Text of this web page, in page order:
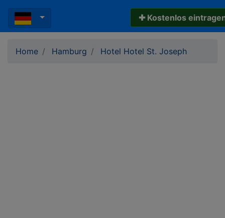
✚ Kostenlos
Home Hamburg Hotel Hotel St. Joseph